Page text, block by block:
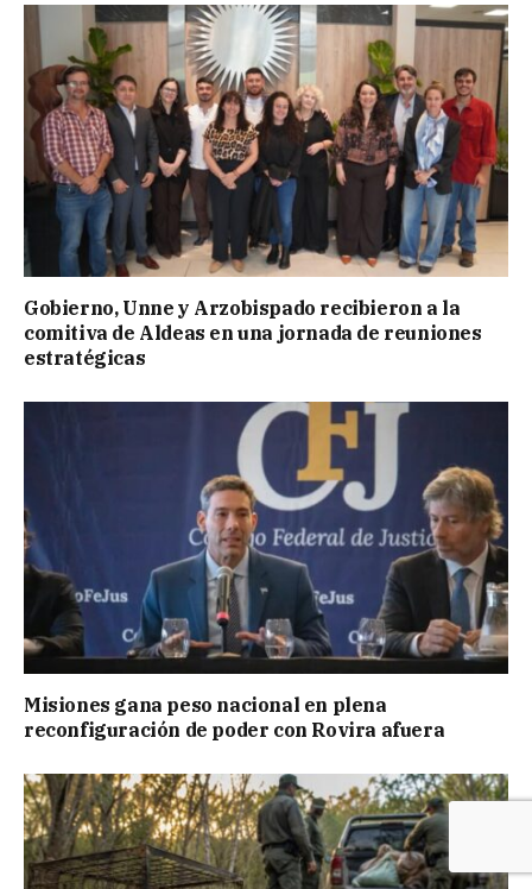
Gobierno, Unne y Arzobispado recibieron a la
comitiva de Aldeas en una jornada de reuniones
estratégicas
Misiones gana peso nacional en plena
reconfiguración de poder con Rovira afuera